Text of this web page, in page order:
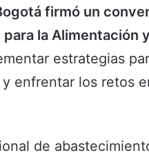
firmó un
la Alimentación
estrategias
enfrentar los retos
de